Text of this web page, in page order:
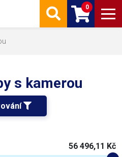
0
s kamerou
56 496,11 Kč